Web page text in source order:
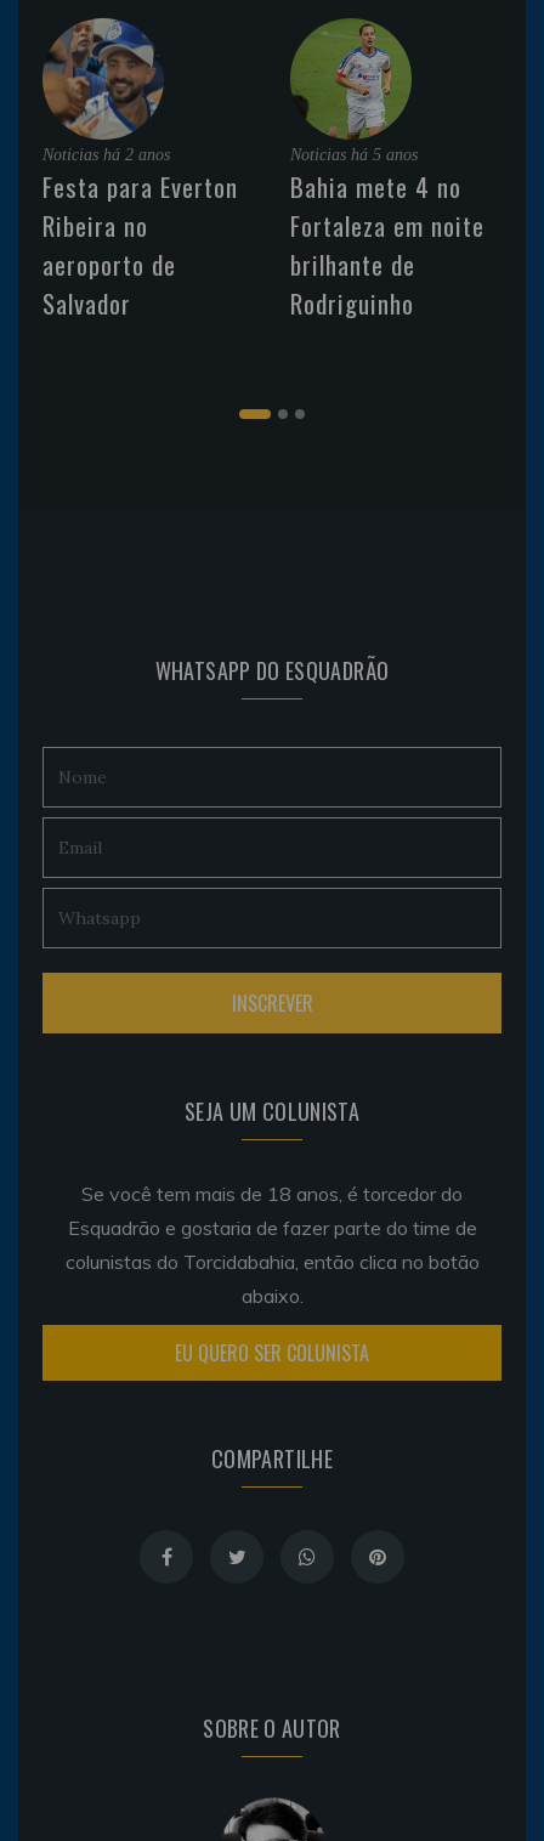
Noticias há 2 anos
Festa para Everton
Ribeira no
aeroporto de
Salvador
Noticias há 5 anos
Bahia mete 4 no
Fortaleza em noite
brilhante de
Rodriguinho
WHATSAPP DO ESQUADRÃO
SEJA UM COLUNISTA
Se você tem mais de 18 anos, é torcedor do
Esquadrão e gostaria de fazer parte do time de
colunistas do Torcidabahia, então clica no botão
abaixo.
EU QUERO SER COLUNISTA
COMPARTILHE
SOBRE O AUTOR